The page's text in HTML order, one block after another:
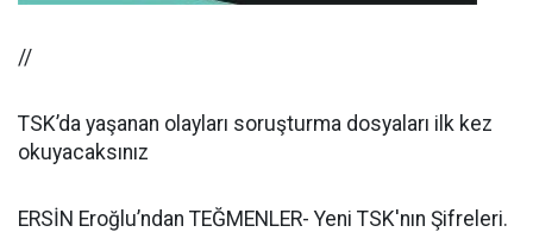
//
TSK’da yaşanan olayları soruşturma dosyaları ilk kez
okuyacaksınız
ERSİN Eroğlu’ndan TEĞMENLER- Yeni TSK'nın Şifreleri.